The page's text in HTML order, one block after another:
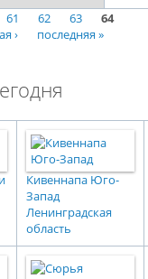
61 62 63
64
› последняя »
Кивеннапа Юго-
Запад
Ленинградская
область